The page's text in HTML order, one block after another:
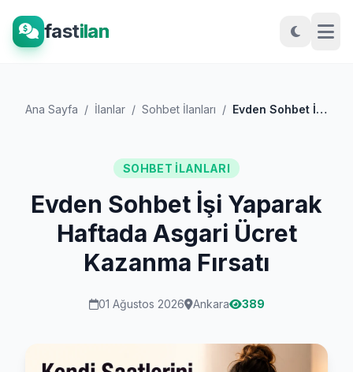
fastilan
Ana Sayfa / İlanlar / Sohbet İlanları / Evden Sohbet İşi Yaparak Haftada Asgari...
SOHBET İLANLARI
Evden Sohbet İşi Yaparak
Haftada Asgari Ücret
Kazanma Fırsatı
01 Ağustos 2026 Ankara 389